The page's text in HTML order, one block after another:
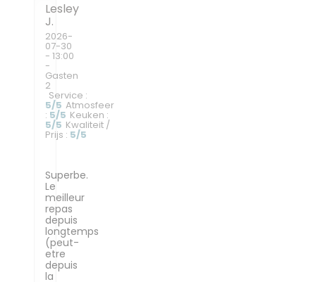
Lesley
J
2026-
07-30
- 13:00
-
Gasten
2
Service :
5/5 Atmosfeer
: 5/5 Keuken :
5/5 Kwaliteit /
Prijs : 5/5
Superbe.
Le
meilleur
repas
depuis
longtemps
(peut-
etre
depuis
la